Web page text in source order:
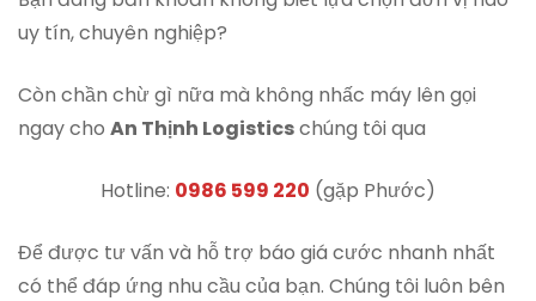
uy tín, chuyên nghiệp?
Còn chần chừ gì nữa mà không nhấc máy lên gọi
ngay cho An Thịnh Logisticschúng tôi qua
Hotline: 0986 599 220 (gặp Phước)
Để được tư vấn và hỗ trợ báo giá cước nhanh nhất
có thể đáp ứng nhu cầu của bạn. Chúng tôi luôn bên